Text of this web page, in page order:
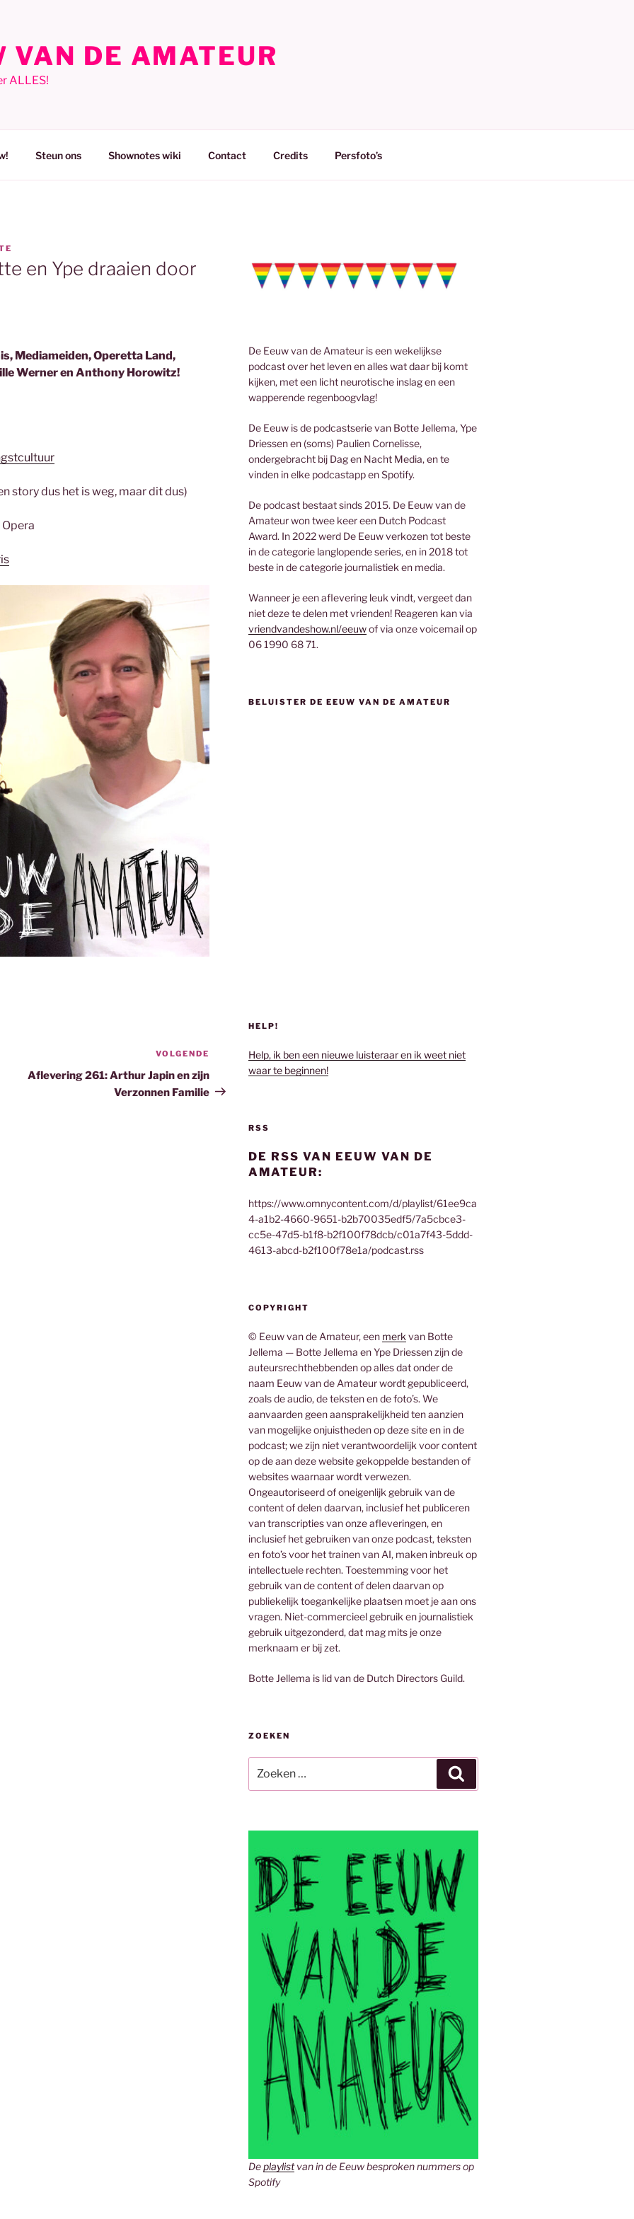
VAN DE AMATEUR
ALLES!
Steun ons Shownotes wiki Contact Credits Persfoto’s
en Ype draaien door
Mediameiden, Operetta Land,
Werner en Anthony Horowitz!
story dus het is weg, maar dit dus)
Volgend
bericht
VOLGENDE
Aflevering 261: Arthur Japin en zijn
Verzonnen Familie
De Eeuw van de Amateur is een wekelijkse
podcast over het leven en alles wat daar bij komt
kijken, met een licht neurotische inslag en een
wapperende regenboogvlag!
De Eeuw is de podcastserie van Botte Jellema, Ype
Driessen en (soms) Paulien Cornelisse,
ondergebracht bij Dag en Nacht Media, en te
vinden in elke podcastapp en Spotify.
De podcast bestaat sinds 2015. De Eeuw van de
Amateur won twee keer een Dutch Podcast
Award. In 2022 werd De Eeuw verkozen tot beste
in de categorie langlopende series, en in 2018 tot
beste in de categorie journalistiek en media.
Wanneer je een aflevering leuk vindt, vergeet dan
niet deze te delen met vrienden! Reageren kan via
vriendvandeshow.nl/eeuwof via onze voicemail op
06 1990 68 71.
BELUISTER DE EEUW VAN DE AMATEUR
HELP!
Help, ik ben een nieuwe luisteraar en ik weet niet
waar te beginnen!
RSS
DE RSS VAN EEUW VAN DE
AMATEUR:
https://www.omnycontent.com/d/playlist/61ee9ca
4-a1b2-4660-9651-b2b70035edf5/7a5cbce3-
cc5e-47d5-b1f8-b2f100f78dcb/c01a7f43-5ddd-
4613-abcd-b2f100f78e1a/podcast.rss
COPYRIGHT
© Eeuw van de Amateur, een merk van Botte
Jellema — Botte Jellema en Ype Driessen zijn de
auteursrechthebbenden op alles dat onder de
naam Eeuw van de Amateur wordt gepubliceerd,
zoals de audio, de teksten en de foto’s. We
aanvaarden geen aansprakelijkheid ten aanzien
van mogelijke onjuistheden op deze site en in de
podcast; we zijn niet verantwoordelijk voor content
op de aan deze website gekoppelde bestanden of
websites waarnaar wordt verwezen.
Ongeautoriseerd of oneigenlijk gebruik van de
content of delen daarvan, inclusief het publiceren
van transcripties van onze afleveringen, en
inclusief het gebruiken van onze podcast, teksten
en foto’s voor het trainen van AI, maken inbreuk op
intellectuele rechten. Toestemming voor het
gebruik van de content of delen daarvan op
publiekelijk toegankelijke plaatsen moet je aan ons
vragen. Niet-commercieel gebruik en journalistiek
gebruik uitgezonderd, dat mag mits je onze
merknaam er bij zet.
Botte Jellema is lid van de Dutch Directors Guild.
ZOEKEN
naar:
Deplaylistvan in de Eeuw besproken nummers op
Spotify